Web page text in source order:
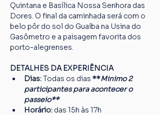
Quintana e Basílica Nossa Senhora das
Dores. O final da caminhada será com o
belo pôr do sol do Guaíba na Usina do
Gasômetro e a paisagem favorita dos
porto-alegrenses.
DETALHES DA EXPERIÊNCIA
Dias: Todas os dias **Minimo 2
participantes para acontecer o
passeio**
Horário: das 15h às 17h